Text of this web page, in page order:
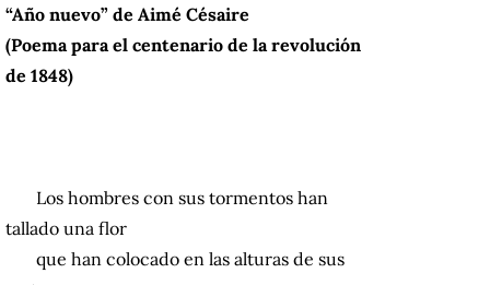
“Año nuevo” de Aimé Césaire
(Poema para el centenario de la revolución
de 1848)
Los hombres con sus tormentos han
tallado una flor
que han colocado en las alturas de sus